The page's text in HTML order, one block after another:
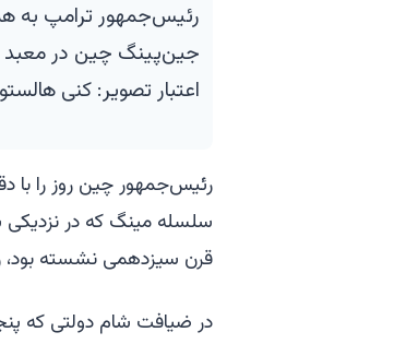
رئیس‌جمهور ترامپ به
جین‌پینگ چین در
اعتبار تصویر: کنی
رئیس‌جمهور چین روز را با
سلسله مینگ که در نزدیکی
قرن سیزدهمی نشسته بود،
در ضیافت شام دولتی که